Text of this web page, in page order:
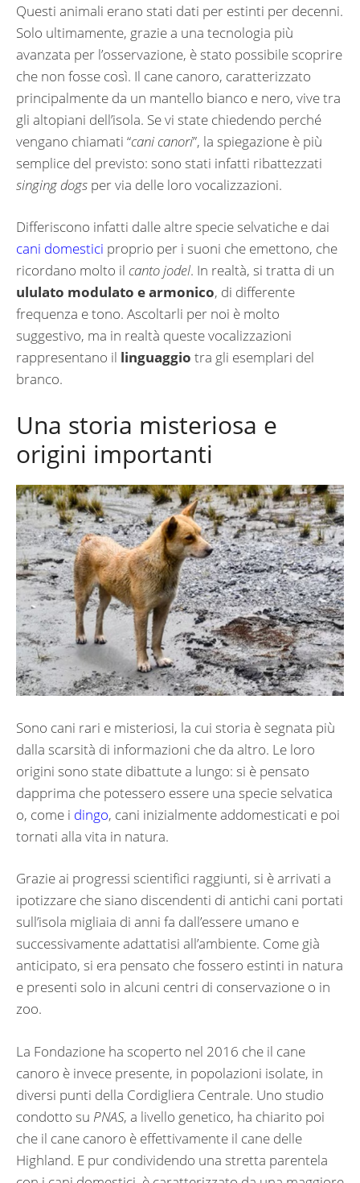
Questi animali erano stati dati per estinti per decenni.
Solo ultimamente, grazie a una tecnologia più
avanzata per l’osservazione, è stato possibile scoprire
che non fosse così. Il cane canoro, caratterizzato
principalmente da un mantello bianco e nero, vive tra
gli altopiani dell’isola. Se vi state chiedendo perché
vengano chiamati “cani canori”, la spiegazione è più
semplice del previsto: sono stati infatti ribattezzati
singing dogs per via delle loro vocalizzazioni.
Differiscono infatti dalle altre specie selvatiche e dai
cani domestici proprio per i suoni che emettono, che
ricordano molto il canto jodel. In realtà, si tratta di un
ululato modulato e armonico, di differente
frequenza e tono. Ascoltarli per noi è molto
suggestivo, ma in realtà queste vocalizzazioni
rappresentano il linguaggio tra gli esemplari del
branco.
Una storia misteriosa e
origini importanti
Sono cani rari e misteriosi, la cui storia è segnata più
dalla scarsità di informazioni che da altro. Le loro
origini sono state dibattute a lungo: si è pensato
dapprima che potessero essere una specie selvatica
o, come i dingo, cani inizialmente addomesticati e poi
tornati alla vita in natura.
Grazie ai progressi scientifici raggiunti, si è arrivati a
ipotizzare che siano discendenti di antichi cani portati
sull’isola migliaia di anni fa dall’essere umano e
successivamente adattatisi all’ambiente. Come già
anticipato, si era pensato che fossero estinti in natura
e presenti solo in alcuni centri di conservazione o in
zoo.
La Fondazione ha scoperto nel 2016 che il cane
canoro è invece presente, in popolazioni isolate, in
diversi punti della Cordigliera Centrale. Uno studio
condotto su PNAS, a livello genetico, ha chiarito poi
che il cane canoro è effettivamente il cane delle
Highland. E pur condividendo una stretta parentela